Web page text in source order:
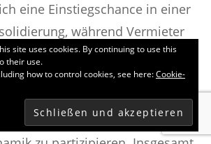
eine Einstiegschance in einer
während Vermieter
profitieren.
sollten auf
Neubauten und zentrale
um langfristig von der
site uses cookies. By continuing to use this
their use.
how to control cookies, see here:Cookie-